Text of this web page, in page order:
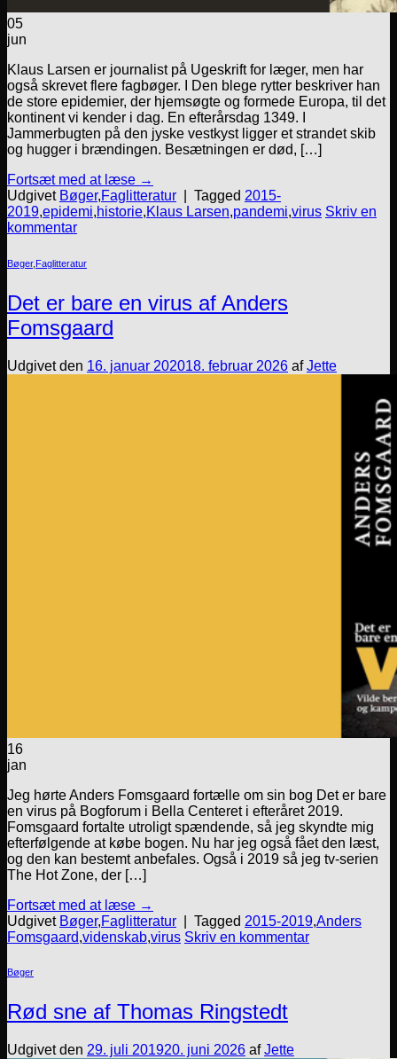
05
jun
Klaus Larsen er journalist på Ugeskrift for læger, men har
også skrevet flere fagbøger. I Den blege rytter beskriver han
de store epidemier, der hjemsøgte og formede Europa, til det
kontinent vi kender i dag. En efterårsdag 1349. I
Jammerbugten på den jyske vestkyst ligger et strandet skib
og hugger i brændingen. Besætningen er død, […]
Fortsæt med at læse →
Udgivet Bøger,Faglitteratur Tagged 2015-
2019,epidemi,historie,Klaus Larsen,pandemi,virus Skriv en
kommentar
Bøger, Faglitteratur
Det er bare en virus af Anders
Fomsgaard
Udgivet den 16. januar 202018. februar 2026 afJette
16
jan
Jeg hørte Anders Fomsgaard fortælle om sin bog Det er bare
en virus på Bogforum i Bella Centeret i efteråret 2019.
Fomsgaard fortalte utroligt spændende, så jeg skyndte mig
efterfølgende at købe bogen. Nu har jeg også fået den læst,
og den kan bestemt anbefales. Også i 2019 så jeg tv-serien
The Hot Zone, der […]
Fortsæt med at læse →
Udgivet Bøger,Faglitteratur Tagged 2015-2019,Anders
Fomsgaard,videnskab,virus Skriv en kommentar
Bøger
Rød sne af Thomas Ringstedt
Udgivet den 29. juli 201920. juni 2026 afJette